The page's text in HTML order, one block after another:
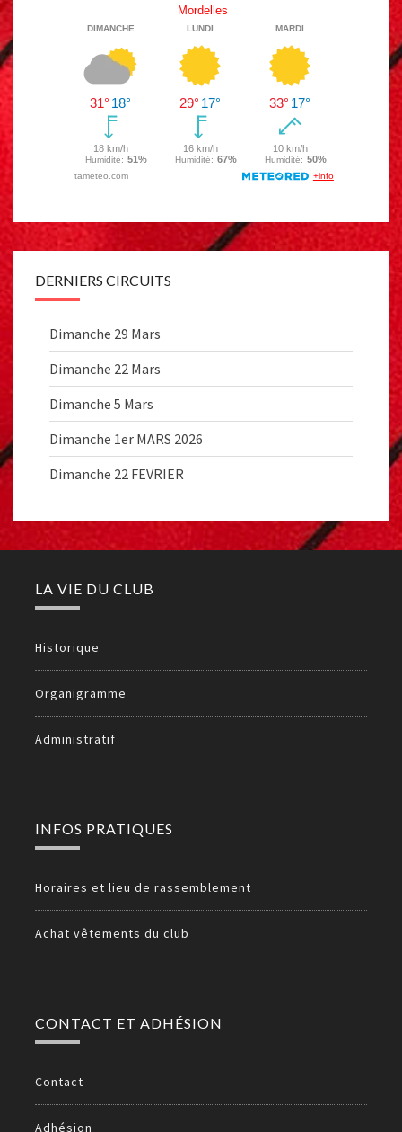
DERNIERS CIRCUITS
Dimanche 29 Mars
Dimanche 22 Mars
Dimanche 5 Mars
Dimanche 1er MARS 2026
Dimanche 22 FEVRIER
LA VIE DU CLUB
Historique
Organigramme
Administratif
INFOS PRATIQUES
Horaires et lieu de rassemblement
Achat vêtements du club
CONTACT ET ADHÉSION
Contact
Adhésion